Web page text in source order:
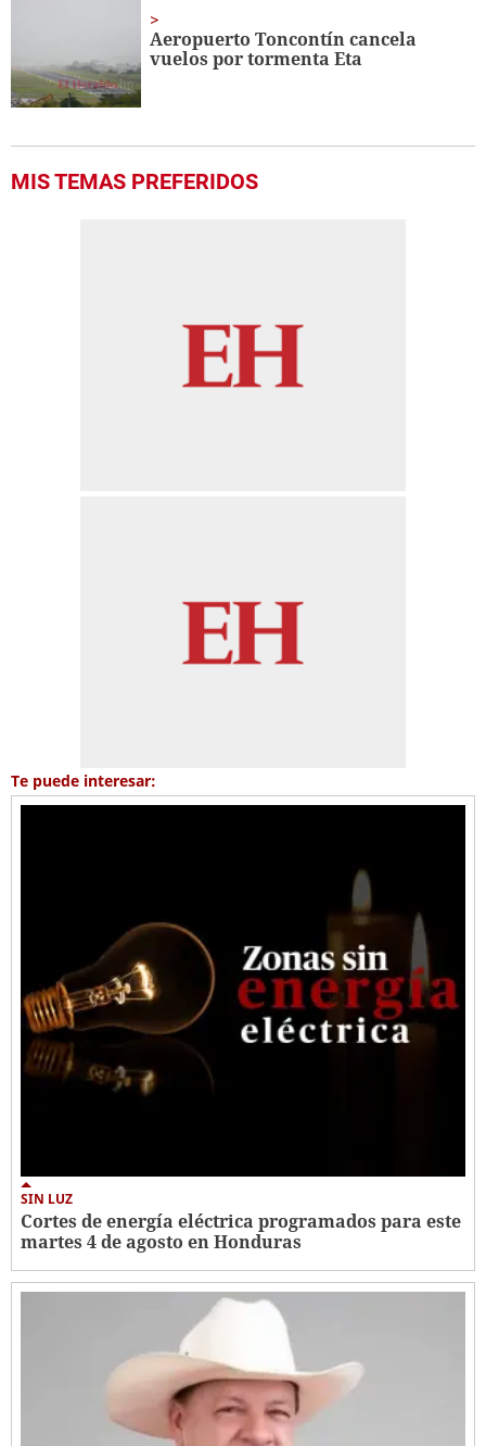
Aeropuerto Toncontín cancela
vuelos por tormenta Eta
MIS TEMAS PREFERIDOS
Te puede interesar:
SIN LUZ
Cortes de energía eléctrica programados para este
martes 4 de agosto en Honduras